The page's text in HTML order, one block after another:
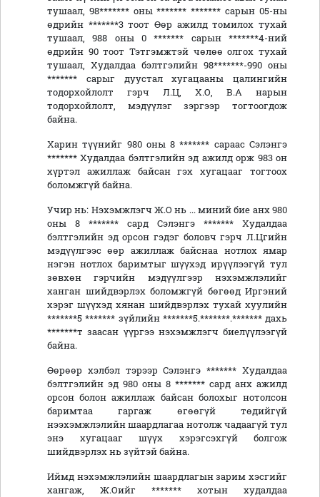
тушаал, 98******* оны ******* ******* сарын 05-ны
өдрийн *******3 тоот Өөр ажилд томилох тухай
тушаал, 988 оны 0 ******* сарын *******4-ний
өдрийн 90 тоот Тэтгэмжтэй чөлөө олгох тухай
тушаал, Худалдаа бэлтгэлийн 98*******-990 оны
******* сарыг дуустал хугацааны цалингийн
тодорхойлолт гэрч Л.Ц, Х.О, В.А нарын
тодорхойлолт, мэдүүлэг зэргээр тогтоогдож
байна.
Харин түүнийг 980 оны 8 ******* сараас Сэлэнгэ
******* Худалдаа бэлтгэлийн эд ажилд орж 983 он
хүртэл ажиллаж байсан гэх хугацааг тогтоох
боломжгүй байна.
Учир нь: Нэхэмжлэгч Ж.О нь ... миний бие анх 980
оны 8 ******* сард Сэлэнгэ ******* Худалдаа
бэлтгэлийн эд орсон гэдэг боловч гэрч Л.Цгийн
мэдүүлгээс өөр ажиллаж байснаа нотлох ямар
нэгэн нотлох баримтыг шүүхэд ирүүлээгүй тул
зөвхөн гэрчийн мэдүүлгээр нэхэмжлэлийг
ханган шийдвэрлэх боломжгүй бөгөөд Иргэний
хэрэг шүүхэд хянан шийдвэрлэх тухай хуулийн
*******5 ******* зүйлийн *******5.*******.******* дахь
*******т заасан үүргээ нэхэмжлэгч биелүүлээгүй
байна.
Өөрөөр хэлбэл тэрээр Сэлэнгэ ******* Худалдаа
бэлтгэлийн эд 980 оны 8 ******* сард анх ажилд
орсон болон ажиллаж байсан болохыг нотолсон
баримтаа гаргаж өгөөгүй төдийгүй
нээхэмжлэлийн шаардлагаа нотолж чадаагүй тул
энэ хугацааг шүүх хэрэгсэхгүй болгож
шийдвэрлэх нь зүйтэй байна.
Иймд нэхэмжлэлийн шаардлагын зарим хэсгийг
хангаж, Ж.Оийг ******* хотын худалдаа